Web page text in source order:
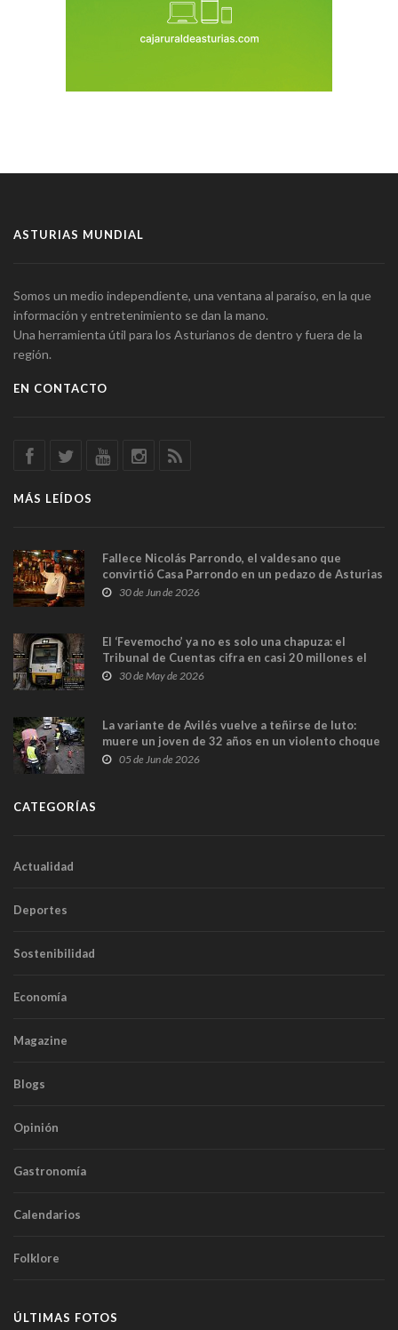
ASTURIAS MUNDIAL
Somos un medio independiente, una ventana al paraíso, en la que
información y entretenimiento se dan la mano.
Una herramienta útil para los Asturianos de dentro y fuera de la
región.
EN CONTACTO
MÁS LEÍDOS
Fallece Nicolás Parrondo, el valdesano que
convirtió Casa Parrondo en un pedazo de Asturias
en Madrid
30 de Jun de 2026
El ‘Fevemocho’ ya no es solo una chapuza: el
Tribunal de Cuentas cifra en casi 20 millones el
sobrecoste de los trenes que no cabían por los
30 de May de 2026
La variante de Avilés vuelve a teñirse de luto:
muere un joven de 32 años en un violento choque
frontal
05 de Jun de 2026
CATEGORÍAS
Actualidad
Deportes
Sostenibilidad
Economía
Magazine
Blogs
Opinión
Gastronomía
Calendarios
Folklore
ÚLTIMAS FOTOS